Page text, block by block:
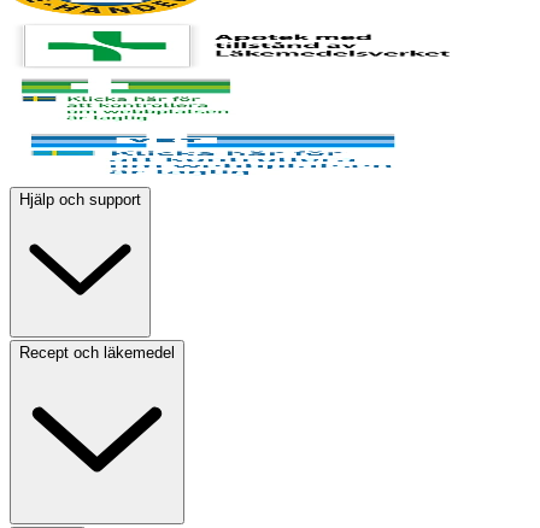
Hjälp och support
Recept och läkemedel